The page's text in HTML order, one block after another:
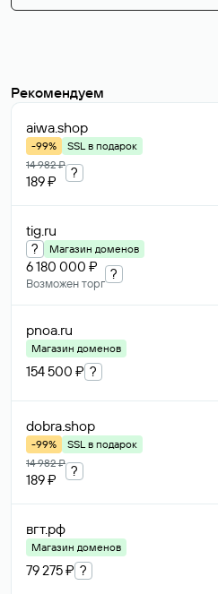
Рекомендуем
aiwa.shop
-99%
SSL в подарок
14 982 ₽
189 ₽
?
tig.ru
? Магазин доменов
6 180 000 ₽
Возможен торг
?
pnoa.ru
Магазин доменов
154 500 ₽ ?
dobra.shop
-99%
SSL в подарок
14 982 ₽
189 ₽
?
вгт.рф
Магазин доменов
79 275 ₽ ?